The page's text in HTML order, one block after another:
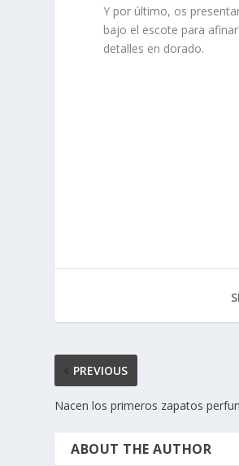
Y por último, os
bajo el escote para
detalles en dorado.
PREVIOUS
Nacen los primeros zapatos
ABOUT THE AUTHOR